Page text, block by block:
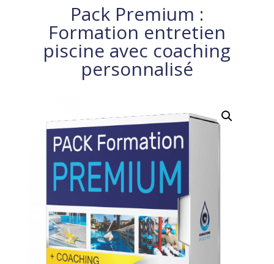
Pack Premium :
Formation entretien
piscine avec coaching
personnalisé